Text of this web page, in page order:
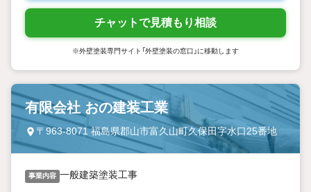
チャットで見積もり相談
※外壁塗装専門サイト「外壁塗装の窓口」に移動します
有限会社 おの建装工業
〒963-8071 福島県郡山市富久山町久保田字水口25番地
事業内容 一般建築塗装工事